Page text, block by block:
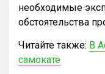
необходимые
обстоятельства
Читайте также: В
самокате